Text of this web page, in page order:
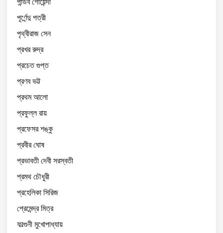
পূর্ণেন্দু পত্রী
পৃথ্বীরাজ সেন
প্রখর রুদ্র
প্রচেত গুপ্ত
প্রণব ভট্ট
প্রথম আলো
প্রফুল্ল রায়
প্রফেসর শঙ্কু
প্রবীর ঘোষ
প্রভাবতী দেবী সরস্বতী
প্রমথ চৌধুরী
প্রহেলিকা সিরিজ
প্রেমেন্দ্র মিত্র
ফাল্গুনী মুখোপাধ্যায়